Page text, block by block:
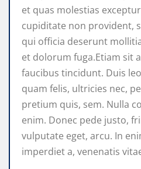
et quas molestias
cupiditate non provident,
qui officia deserunt
et dolorum fuga.Etiam sit
faucibus tincidunt. Duis
quam felis, ultricies nec,
pretium quis, sem. Nulla
enim. Donec pede justo,
vulputate eget, arcu. In
imperdiet a, venenatis